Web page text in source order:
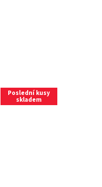
Poslední kusy
skladem